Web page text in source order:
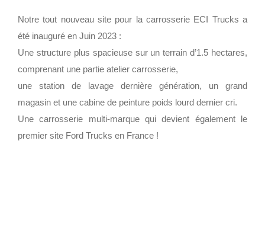
Notre tout nouveau site pour la carrosserie ECI Trucks a
été inauguré en Juin 2023 :
Une structure plus spacieuse sur un terrain d’1.5 hectares,
comprenant une partie atelier carrosserie,
une station de lavage dernière génération, un grand
magasin et une cabine de peinture poids lourd dernier cri.
Une carrosserie multi-marque qui devient également le
premier site Ford Trucks en France !